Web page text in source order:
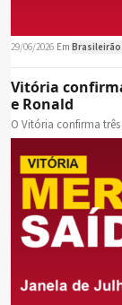
29/06/2026 Em Brasileirão
Vitória
e Ronald
O Vitória confirma